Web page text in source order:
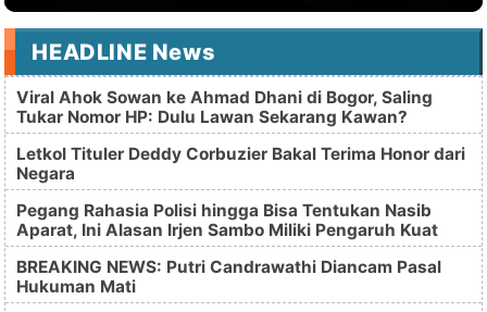
HEADLINE News
Viral Ahok Sowan ke Ahmad Dhani di Bogor, Saling
Tukar Nomor HP: Dulu Lawan Sekarang Kawan?
Letkol Tituler Deddy Corbuzier Bakal Terima Honor dari
Negara
Pegang Rahasia Polisi hingga Bisa Tentukan Nasib
Aparat, Ini Alasan Irjen Sambo Miliki Pengaruh Kuat
BREAKING NEWS: Putri Candrawathi Diancam Pasal
Hukuman Mati